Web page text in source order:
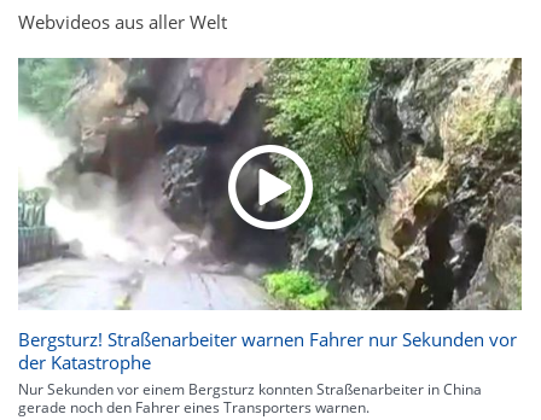
Webvideos aus aller Welt
Bergsturz! Straßenarbeiter warnen Fahrer nur Sekunden vor
der Katastrophe
Nur Sekunden vor einem Bergsturz konnten Straßenarbeiter in China
gerade noch den Fahrer eines Transporters warnen.